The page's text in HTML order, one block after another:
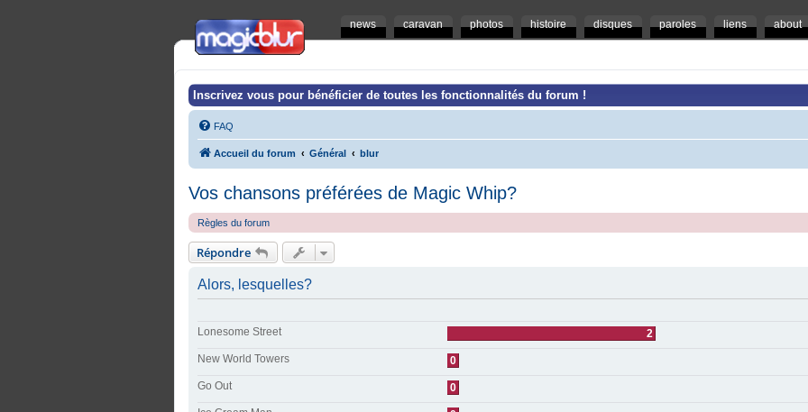
news caravan photos histoire disques paroles liens about
Inscrivez vous pour bénéficier de toutes les fonctionnalités du forum !
FAQ
Accueil du forum Général blur
Vos chansons préférées de Magic Whip?
Règles du forum
Répondre
Alors, lesquelles?
Lonesome Street 2
New World Towers 0
Go Out 0